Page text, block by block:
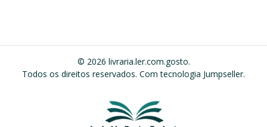
© 2026 livraria.ler.com.gosto.
Todos os direitos reservados. Com tecnologia Jumpseller.